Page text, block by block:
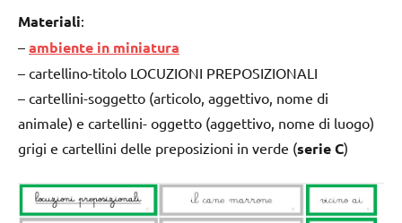
Materiali:
– ambiente in miniatura
– cartellino-titolo LOCUZIONI PREPOSIZIONALI
– cartellini-soggetto (articolo, aggettivo, nome di
animale) e cartellini- oggetto (aggettivo, nome di luogo)
grigi e cartellini delle preposizioni in verde (serie C)